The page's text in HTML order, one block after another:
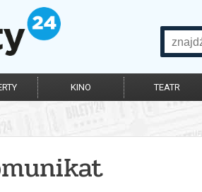
KINO TEATR